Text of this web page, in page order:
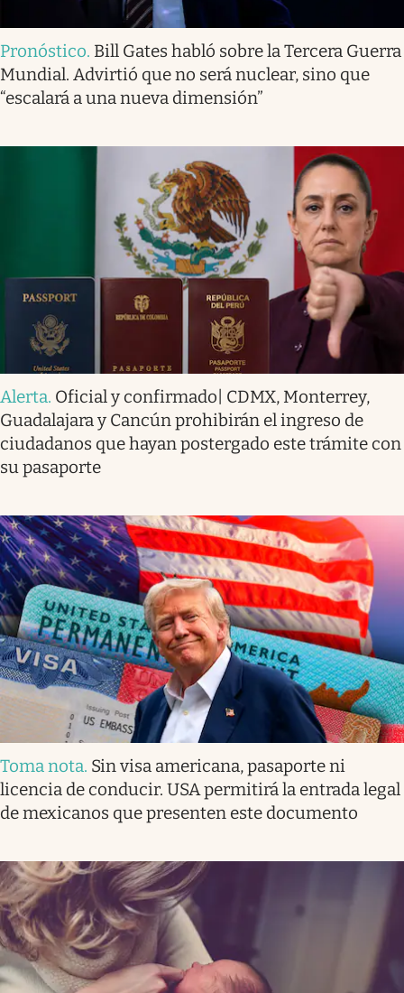
Pronóstico. Bill Gates habló sobre la Tercera Guerra
Mundial. Advirtió que no será nuclear, sino que
“escalará a una nueva dimensión”
Alerta. Oficial y confirmado| CDMX, Monterrey,
Guadalajara y Cancún prohibirán el ingreso de
ciudadanos que hayan postergado este trámite con
su pasaporte
Toma nota. Sin visa americana, pasaporte ni
licencia de conducir. USA permitirá la entrada legal
de mexicanos que presenten este documento